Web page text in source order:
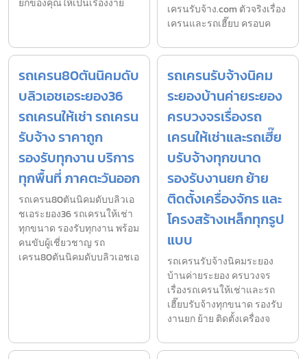
เครนรับจ้าง.com ตัวจริงเรื่อง
เครนและรถเฮี๊ยบ ครอบค
รถเครน80ตันนิคมดับ
บลิวเอชเอระยอง36
รถเครนให้เช่า รถเครน
รับจ้าง ราคาถูก
รองรับทุกงาน บริการ
ทุกพื้นที่ ภาคตะวันออก
รถเครน80ตันนิคมดับบลิวเอ
ชเอระยอง36 รถเครนให้เช่า
ทุกขนาด รองรับทุกงาน พร้อม
คนขับผู้เชี่ยวชาญ รถ
เครน80ตันนิคมดับบลิวเอชเอ
รถเครนรับจ้างนิคม
ระยองบ้านค่ายระยอง
ครบวงจรเรื่องรถ
เครนให้เช่าและรถเฮี๊ย
บรับจ้างทุกขนาด
รองรับงานยก ย้าย
ติดตั้งเครื่องจักร และ
โครงสร้างเหล็กทุกรูป
แบบ
รถเครนรับจ้างนิคมระยอง
บ้านค่ายระยอง ครบวงจร
เรื่องรถเครนให้เช่าและรถ
เฮี๊ยบรับจ้างทุกขนาด รองรับ
งานยก ย้าย ติดตั้งเครื่องจ